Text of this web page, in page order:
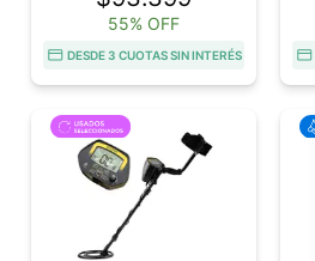
55% OFF
DESDE 3 CUOTAS SIN INTERÉS